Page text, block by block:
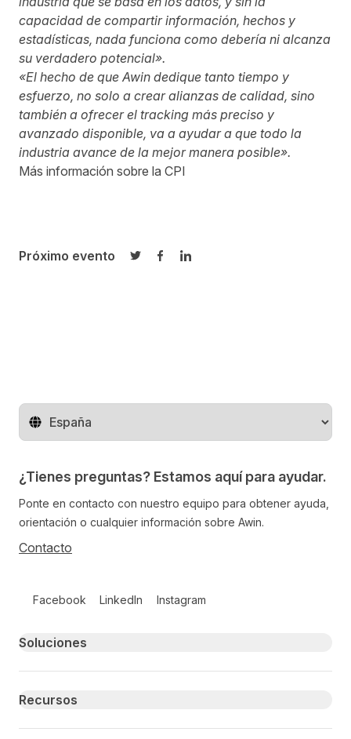
capacidad de compartir información, hechos y
estadísticas, nada funciona como debería ni alcanza
su verdadero potencial».
«El hecho de que Awin dedique tanto tiempo y
esfuerzo, no solo a crear alianzas de calidad, sino
también a ofrecer el tracking más preciso y
avanzado disponible, va a ayudar a que todo la
industria avance de la mejor manera posible».
Más información sobre la CPI
Próximo evento
Compartir en Twitter
Compartir en Facebook
Compartir en LinkedIn
Cambiar de región
¿Tienes preguntas? Estamos aquí para ayudar.
Ponte en contacto con nuestro equipo para obtener ayuda,
orientación o cualquier información sobre Awin.
Contacto
Facebook LinkedIn Instagram
Primary footer navigation
Soluciones
Recursos